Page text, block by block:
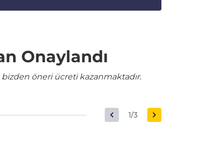
Onaylandı
öneri ücreti kazanmaktadır.
1/3